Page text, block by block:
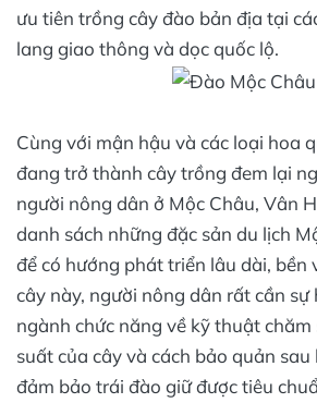
ưu tiên trồng cây đào bản địa tại
lang giao thông và dọc quốc lộ.
Cùng với mận hậu và các loại hoa
đang trở thành cây trồng đem lại
người nông dân ở Mộc Châu, Vân
danh sách những đặc sản du lịch
để có hướng phát triển lâu dài, bền
cây này, người nông dân rất cần
ngành chức năng về kỹ thuật chăm
suất của cây và cách bảo quản
đảm bảo trái đào giữ được tiêu